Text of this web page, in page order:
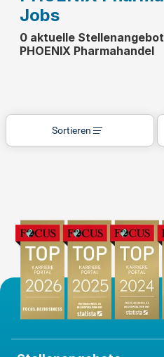
Jobs
0 aktuelle
PHOENIX Pharmahandel
Sortieren